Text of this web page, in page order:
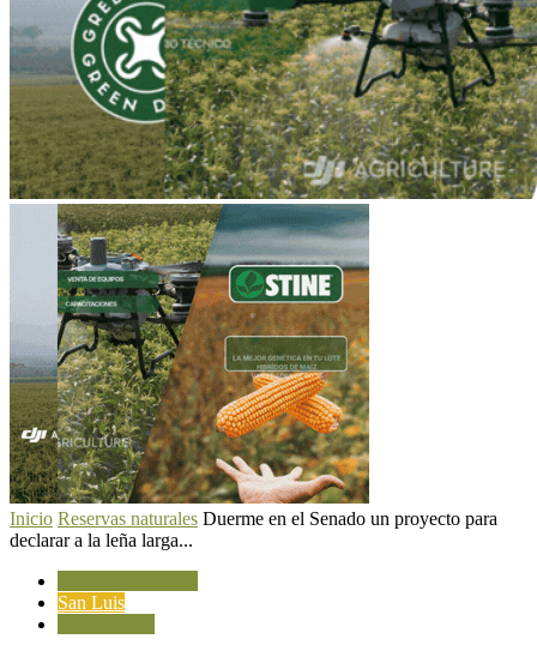
Inicio Reservas naturales Duerme en el Senado un proyecto para
declarar a la leña larga...
San Luis